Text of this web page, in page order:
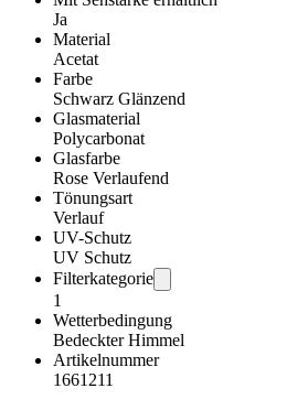
Ja
Material
Acetat
Farbe
Schwarz Glänzend
Glasmaterial
Polycarbonat
Glasfarbe
Rose Verlaufend
Tönungsart
Verlauf
UV-Schutz
UV Schutz
Filterkategorie
1
Wetterbedingung
Bedeckter Himmel
Artikelnummer
1661211